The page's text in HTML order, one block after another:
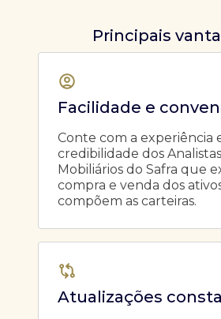
Principais
Facilidade e
Conte com a experiência
credibilidade dos
Mobiliários do Safra que
compra e venda dos
compõem as carteiras.
Atualizações